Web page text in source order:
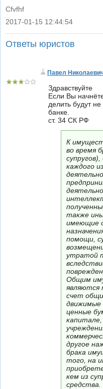
Cfvfhf
|
2017-01-15 12:44:54
Ответы юристов
Павел
Здравствуйте
Если Вы
делить будут
банке.
ст. 34 СК РФ
К
во время
каждого
также
имеющие
помощи,
утратой
Общим
являются
счет
движимые
ценные
другое
брака
того, на
кем из
средства.